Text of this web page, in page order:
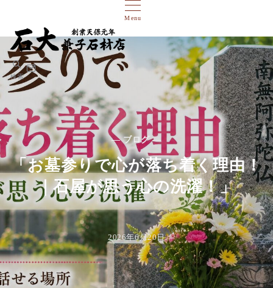
Menu
検索
— ブログ —
「お墓参りで心が落ち着く理由！
｜石屋が思う心の洗濯！」
2026年6月20日